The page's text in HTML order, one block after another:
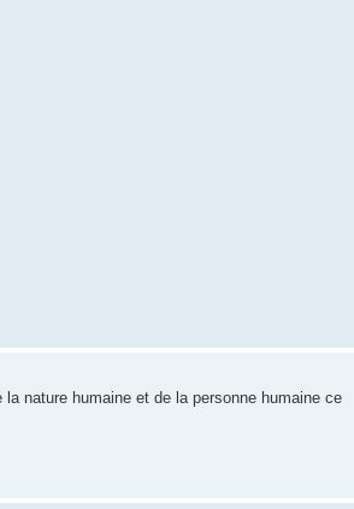
nature humaine et de la personne humaine ce